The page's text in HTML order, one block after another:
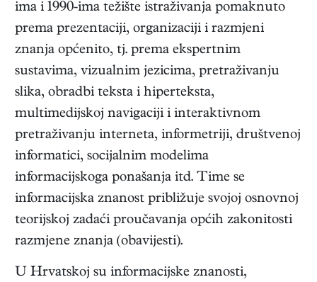
ima i 1990-ima težište istraživanja pomaknuto
prema prezentaciji, organizaciji i razmjeni
znanja općenito, tj. prema ekspertnim
sustavima, vizualnim jezicima, pretraživanju
slika, obradbi teksta i hiperteksta,
multimedijskoj navigaciji i interaktivnom
pretraživanju interneta, informetriji, društvenoj
informatici, socijalnim modelima
informacijskoga ponašanja itd. Time se
informacijska znanost približuje svojoj osnovnoj
teorijskoj zadaći proučavanja općih zakonitosti
razmjene znanja (obavijesti).
U Hrvatskoj su informacijske znanosti,